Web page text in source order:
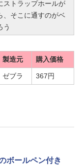
ストラップホールが
、そこに通すのがベ
う
製造元 購入価格
ゼブラ 367円
ボールペン付き